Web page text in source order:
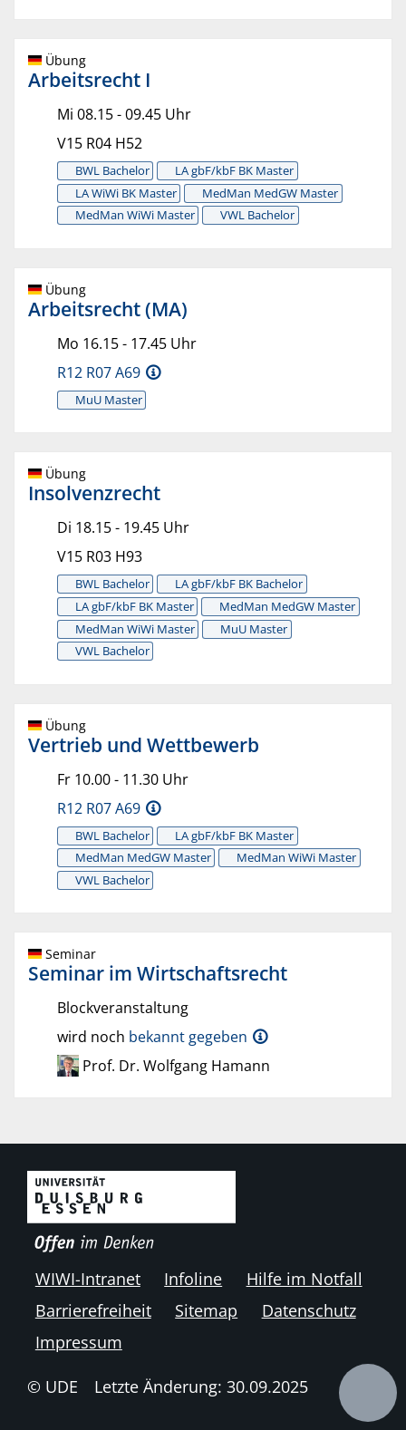
Übung
Arbeitsrecht I
Mi 08.15 - 09.45 Uhr
V15 R04 H52
BWL Bachelor
LA gbF/kbF BK Master
LA WiWi BK Master
MedMan MedGW Master
MedMan WiWi Master
VWL Bachelor
Übung
Arbeitsrecht (MA)
Mo 16.15 - 17.45 Uhr
R12 R07 A69
MuU Master
Übung
Insolvenzrecht
Di 18.15 - 19.45 Uhr
V15 R03 H93
BWL Bachelor
LA gbF/kbF BK Bachelor
LA gbF/kbF BK Master
MedMan MedGW Master
MedMan WiWi Master
MuU Master
VWL Bachelor
Übung
Vertrieb und Wettbewerb
Fr 10.00 - 11.30 Uhr
R12 R07 A69
BWL Bachelor
LA gbF/kbF BK Master
MedMan MedGW Master
MedMan WiWi Master
VWL Bachelor
Seminar
Seminar im Wirtschaftsrecht
Blockveranstaltung
wird noch bekannt gegeben
Prof. Dr. Wolfgang Hamann
WIWI-Intranet Infoline
Hilfe im Notfall
Barrierefreiheit
Sitemap
Datenschutz
Impressum
© UDE Letzte Änderung: 30.09.2025